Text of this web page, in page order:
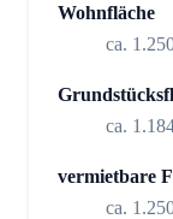
Wohnfläche
ca.
ca.
vermietbare
ca.